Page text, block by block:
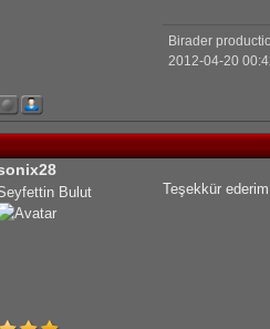
Birader
2012-04-20
Bulut Teşekkür